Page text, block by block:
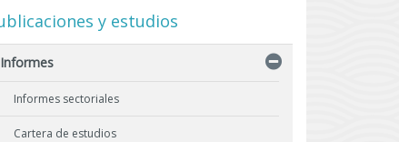
y estudios
Informes
Informes sectoriales
Cartera de estudios